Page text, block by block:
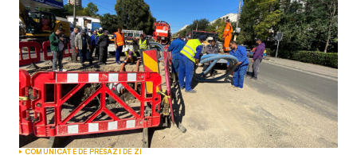
COMUNICATE DE PRESĂZI DE ZI